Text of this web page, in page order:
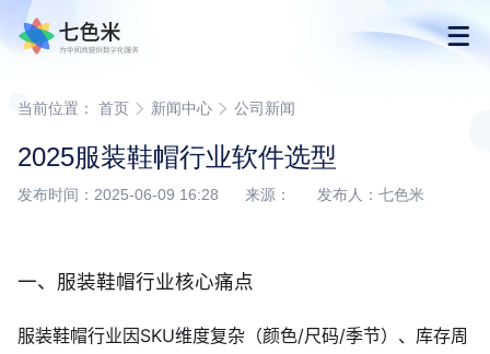
首页
产品
当前位置： 首页 新闻中心 公司新闻
2025服装鞋帽行业软件选型
发布时间：2025-06-09 16:28 来源： 发布人：七色米
一、服装鞋帽行业核心痛点
服装鞋帽行业因SKU维度复杂（颜色/尺码/季节）、库存周